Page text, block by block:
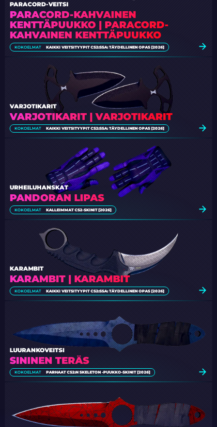
PARACORD-KAHVAINEN
KENTTÄPUUKKO | PARACORD-
KAHVAINEN KENTTÄPUUKKO
PARACORD-VEITSI
KOKOELMAT KAIKKI VEITSITYYPIT CS2:SSA: TÄYDELLINEN OPAS [2026]
VARJOTIKARIT | VARJOTIKARIT
VARJOTIKARIT
KOKOELMAT KAIKKI VEITSITYYPIT CS2:SSA: TÄYDELLINEN OPAS [2026]
PANDORAN LIPAS
URHEILUHANSKAT
KOKOELMAT KALLEIMMAT CS2-SKINIT [2026]
KARAMBIT | KARAMBIT
KARAMBIT
KOKOELMAT KAIKKI VEITSITYYPIT CS2:SSA: TÄYDELLINEN OPAS [2026]
SININEN TERÄS
LUURANKOVEITSI
KOKOELMAT PARHAAT CS2:N SKELETON -PUUKKO-SKINIT [2026]